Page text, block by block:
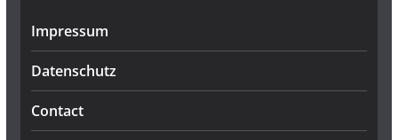
Impressum
Datenschutz
Contact